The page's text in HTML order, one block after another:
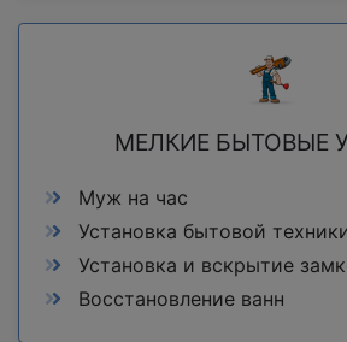
МЕЛКИЕ БЫТОВЫЕ
Муж на час
Установка бытовой
Установка и вскрытие
Восстановление ванн